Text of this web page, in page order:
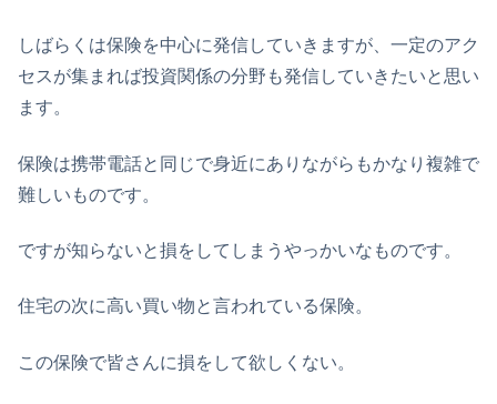
しばらくは保険を中心に発信していきますが、一定のアク
セスが集まれば投資関係の分野も発信していきたいと思い
ます。
保険は携帯電話と同じで身近にありながらもかなり複雑で
難しいものです。
ですが知らないと損をしてしまうやっかいなものです。
住宅の次に高い買い物と言われている保険。
この保険で皆さんに損をして欲しくない。